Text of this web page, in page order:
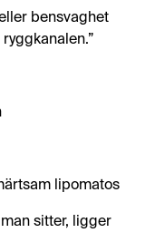
bensvaghet
lipomatos
sitter, ligger